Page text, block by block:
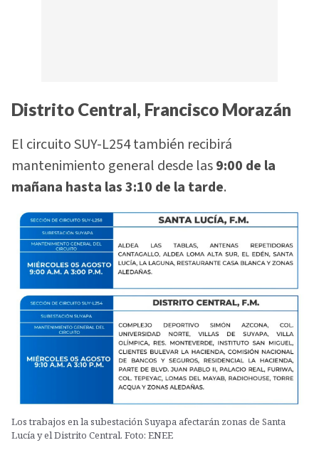
Distrito Central, Francisco Morazán
El circuito SUY-L254 también recibirá
mantenimiento general desde las9:00 de la
mañana hasta las 3:10 de la tarde.
Los trabajos en la subestación Suyapa afectarán zonas de Santa
Lucía y el Distrito Central. Foto: ENEE